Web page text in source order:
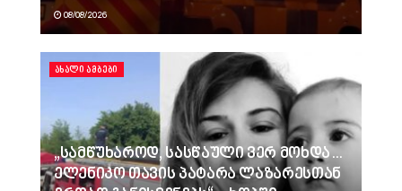
08/08/2026
ᲐᲮᲐᲚᲘ ᲐᲛᲑᲔᲑᲘ
„სამწუხაროდ, სასწაული ვერ მოხდა…
ელენიკო თავის პატარა ლაზარესთან